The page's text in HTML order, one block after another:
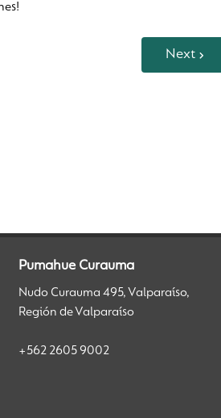
Next
Pumahue Curauma
Nudo Curauma 495, Valparaíso,
Región de Valparaíso
+562 2605 9002